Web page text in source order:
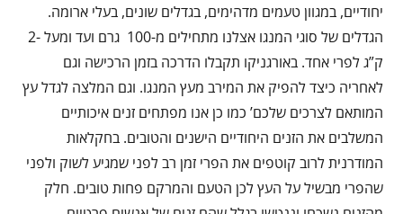
יחודיים, במגוון טעמים מדהימים, בגדלים שונים, בעלי ארומה.
הגדלים של סוגי המנגו אצלנו מתחילים מ-100 גרם ועד ומעל -2
ק”ג לפרי אחד. באורגניקו תקבלו הדרכה בזמן הרכישה וגם
לאחריה כיצד להפיק את המירב מעץ המנגו. וגם המלצה לגדל עץ
המותאם לצרכים שלכם’ כמו כן אנו מפתחים זנים איכותיים
המשלבים את הזנים היחודיים הישנים והטובים. בחקלאות
המודרנית לרוב קוטפים את הפרי זמן רב לפני שמגיע לשוק ולפני
שהפרי מבשיל על העץ לכן הטעם והמרקם פחות טובים. חלק